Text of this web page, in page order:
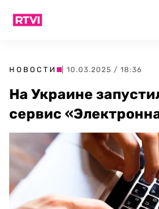
НОВОСТИ | 10.03.2025 / 18:36
На Украине
сервис